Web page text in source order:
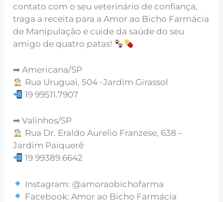
contato com o seu veterinário de confiança,
traga a receita para a Amor ao Bicho Farmácia
de Manipulação e cuide da saúde do seu
amigo de quatro patas!
➡ Americana/SP
Rua Uruguai, 504 -Jardim Girassol
19 99511.7907
➡ Valinhos/SP
Rua Dr. Eraldo Aurelio Franzese, 638 –
Jardim Paiquerê
19 99389.6642
Instagram: @amoraobichofarma
Facebook: Amor ao Bicho Farmácia